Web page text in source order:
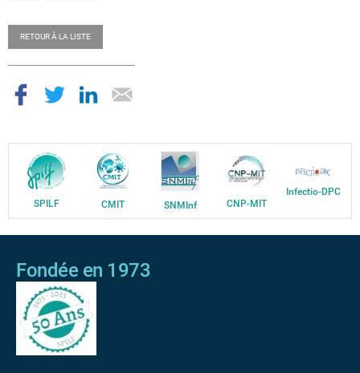
RETOUR À LA LISTE
SPILF CMIT SNMInf CNP-MIT
Infectio-DPC
Fondée en 1973